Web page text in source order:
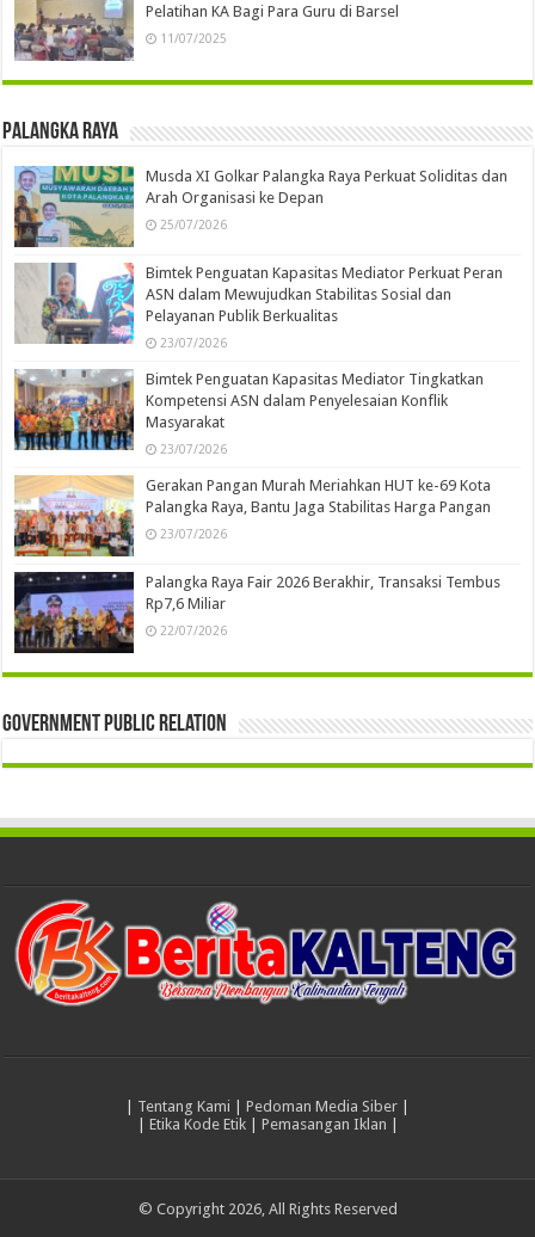
Pelatihan KA Bagi Para Guru di Barsel
11/07/2025
Palangka Raya
Musda XI Golkar Palangka Raya Perkuat Soliditas dan
Arah Organisasi ke Depan
25/07/2026
Bimtek Penguatan Kapasitas Mediator Perkuat Peran
ASN dalam Mewujudkan Stabilitas Sosial dan
Pelayanan Publik Berkualitas
23/07/2026
Bimtek Penguatan Kapasitas Mediator Tingkatkan
Kompetensi ASN dalam Penyelesaian Konflik
Masyarakat
23/07/2026
Gerakan Pangan Murah Meriahkan HUT ke-69 Kota
Palangka Raya, Bantu Jaga Stabilitas Harga Pangan
23/07/2026
Palangka Raya Fair 2026 Berakhir, Transaksi Tembus
Rp7,6 Miliar
22/07/2026
Government Public Relation
Tentang Kami Pedoman Media Siber
Etika Kode Etik| Pemasangan Iklan
© Copyright 2026, All Rights Reserved